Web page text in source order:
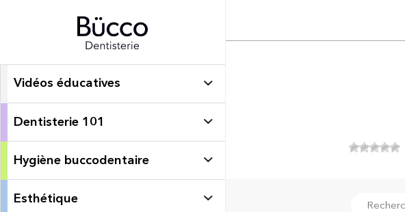
Vidéos éducatives
Dentisterie 101
Hygiène buccodentaire
Esthétique